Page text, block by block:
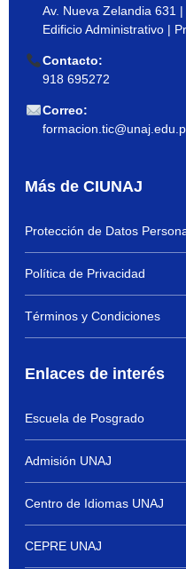
Av. Nueva Zelandia 631
Edificio Administrativo |
Contacto:
918 695272
Correo:
Más de CIUNAJ
Protección de Datos
Política de Privacidad
Términos y Condiciones
Enlaces de interés
Escuela de Posgrado
Admisión UNAJ
Centro de Idiomas UNAJ
CEPRE UNAJ